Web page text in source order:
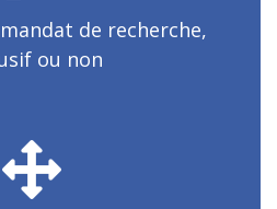
de recherche,
ou non